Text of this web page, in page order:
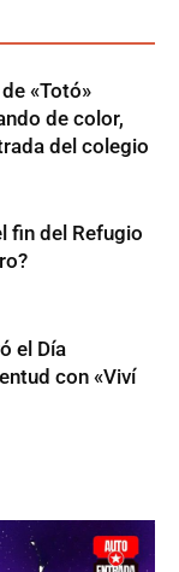
«Totó»
de color,
del colegio
fin del Refugio
el Día
con «Viví